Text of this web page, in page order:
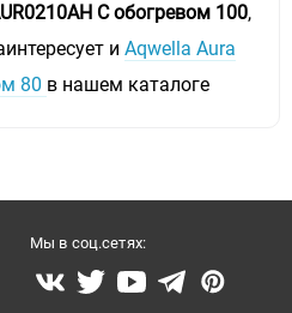
С обогревом 100,
и Aqwella Aura
80 в нашем каталоге
Мы в соц.сетях: